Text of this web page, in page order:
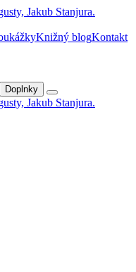
Knižný blogKontakt
Doplnky